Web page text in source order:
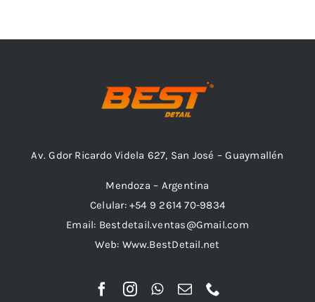
Av. Gdor Ricardo Videla 627, San José – Guaymallén
Mendoza – Argentina
Celular: +54 9 2614 70-9834
Email: Bestdetail.ventas@Gmail.com
Web: Www.BestDetail.net